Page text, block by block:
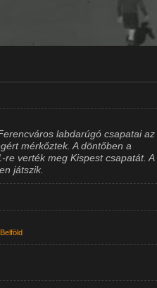
labdarúgó csapatai az
mérkőztek. A döntőben a
verték meg Kispest csapatát. A
játszik.
Belföld